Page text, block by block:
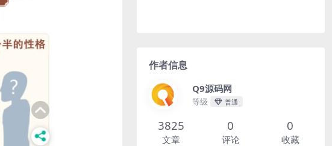
作者信息
Q9源码网
等级 普通
3825
文章
0
评论
0
收藏